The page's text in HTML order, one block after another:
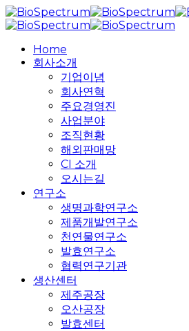
Skip
to
content
search
MenuHome
회사소개
기업이념
회사연혁
주요경영진
사업분야
조직현황
해외판매망
CI 소개
오시는길
연구소
생명과학연구소
제품개발연구소
천연물연구소
발효연구소
협력연구기관
생산센터
제주공장
오산공장
발효센터